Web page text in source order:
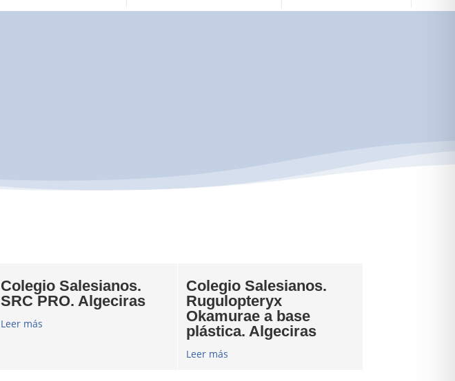
Colegio Salesianos.
SRC PRO. Algeciras
Leer más
Colegio Salesianos.
Rugulopteryx
Okamurae a base
plástica. Algeciras
Leer más